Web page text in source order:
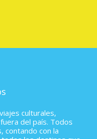
culturales,
del país. Todos
contando con la